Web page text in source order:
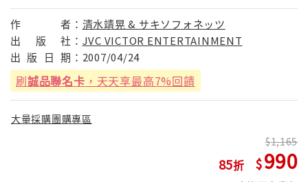
作 者： 清水靖晃 & サキソフォネッツ
出
版 社： JVC VICTOR ENTERTAINMENT
出 版 日 期： 2007/04/24
刷誠品聯名卡 ，天天享最高7%回饋
大量採購團購專區
85
1,165
990